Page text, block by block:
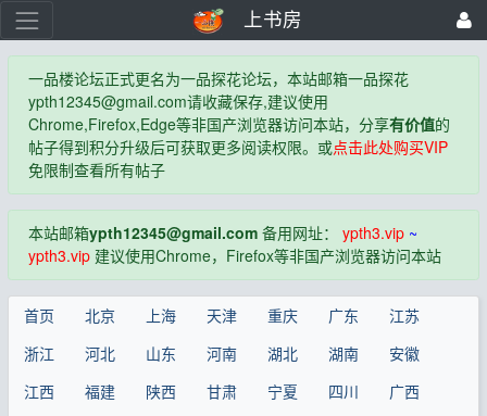
上书房
一品楼论坛正式更名为一品探花论坛，本站邮箱一品探花
ypth12345@gmail.com请收藏保存,建议使用
Chrome,Firefox,Edge等非国产浏览器访问本站，分享有价值的
帖子得到积分升级后可获取更多阅读权限。或点击此处购买VIP
免限制查看所有帖子
本站邮箱ypth12345@gmail.com备用网址： ypth3.vip~
ypth3.vip建议使用Chrome，Firefox等非国产浏览器访问本站
首页 北京 上海 天津 重庆 广东
江苏
浙江
河北 山东 河南 湖北 湖南
安徽
江西
福建 陕西 甘肃 宁夏 四川
广西